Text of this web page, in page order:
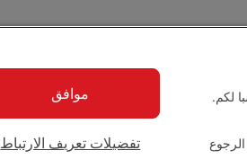
لكم.
تفضيلات تعريف الارتباط
موافق